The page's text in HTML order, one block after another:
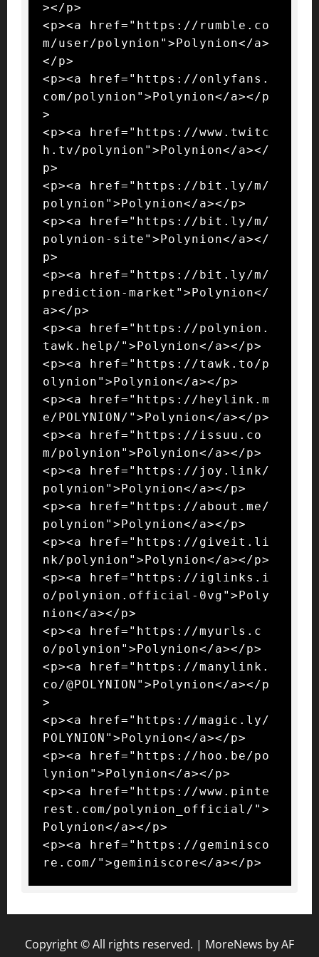
></p>
<p><a href="https://rumble.co
m/user/polynion">Polynion</a>
</p>
<p><a href="https://onlyfans.
com/polynion">Polynion</a></p
>
<p><a href="https://www.twitc
h.tv/polynion">Polynion</a></
p>
<p><a href="https://bit.ly/m/
polynion">Polynion</a></p>
<p><a href="https://bit.ly/m/
polynion-site">Polynion</a></
p>
<p><a href="https://bit.ly/m/
prediction-market">Polynion</
a></p>
<p><a href="https://polynion.
tawk.help/">Polynion</a></p>
<p><a href="https://tawk.to/p
olynion">Polynion</a></p>
<p><a href="https://heylink.m
e/POLYNION/">Polynion</a></p>
<p><a href="https://issuu.co
m/polynion">Polynion</a></p>
<p><a href="https://joy.link/
polynion">Polynion</a></p>
<p><a href="https://about.me/
polynion">Polynion</a></p>
<p><a href="https://giveit.li
nk/polynion">Polynion</a></p>
<p><a href="https://iglinks.i
o/polynion.official-0vg">Poly
nion</a></p>
<p><a href="https://myurls.c
o/polynion">Polynion</a></p>
<p><a href="https://manylink.
co/@POLYNION">Polynion</a></p
>
<p><a href="https://magic.ly/
POLYNION">Polynion</a></p>
<p><a href="https://hoo.be/po
lynion">Polynion</a></p>
<p><a href="https://www.pinte
rest.com/polynion_official/">
Polynion</a></p>
<p><a href="https://geminisco
re.com/">geminiscore</a></p>
Copyright © All rights reserved. | MoreNews by AF